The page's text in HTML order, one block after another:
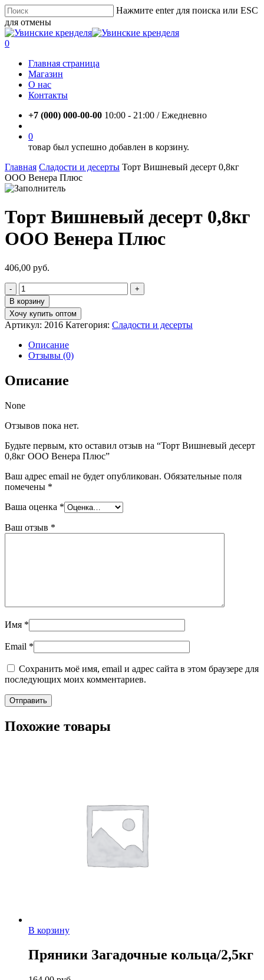
Skip
to
main
content
Нажмите enter для поиска или ESC
для отмены
Close
Search
account
0
Главная страница
Магазин
О нас
Контакты
+7 (000) 000-00-00 10:00 - 21:00 / Eжедневно
0
товар был успешно добавлен в корзину.
Главная Сладости и десерты Торт Вишневый десерт 0,8кг
ООО Венера Плюс
Торт Вишневый десерт 0,8кг
ООО Венера Плюс
406,00 руб.
Количество
товара
Торт
Вишневый
десерт
0,8кг
ООО
Венера
В корзину
Хочу купить оптом
Артикул: 2016 Категория: Сладости и десерты
Описание
Отзывы (0)
Описание
None
Отзывов пока нет.
Будьте первым, кто оставил отзыв на “Торт Вишневый десерт
0,8кг ООО Венера Плюс”
Ваш адрес email не будет опубликован. Обязательные поля
помечены *
Ваша оценка *
Ваш отзыв *
Имя *
Email *
Сохранить моё имя, email и адрес сайта в этом браузере для
последующих моих комментариев.
Похожие товары
В корзину
Пряники Загадочные кольца/2,5кг